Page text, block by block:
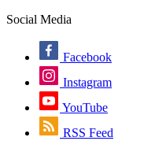
Social Media
Facebook
Instagram
YouTube
RSS Feed